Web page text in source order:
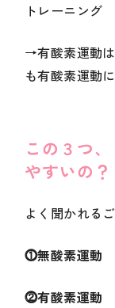
トレーニング
→有酸素運動
も有酸素運動
この３つ
やすいの？
よく聞かれる
⓵無酸素運動
⓶有酸素運動